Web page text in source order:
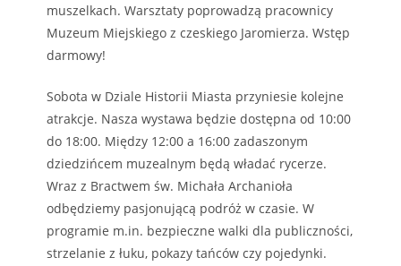
muszelkach. Warsztaty poprowadzą pracownicy
Muzeum Miejskiego z czeskiego Jaromierza. Wstęp
darmowy!
Sobota w Dziale Historii Miasta przyniesie kolejne
atrakcje. Nasza wystawa będzie dostępna od 10:00
do 18:00. Między 12:00 a 16:00 zadaszonym
dziedzińcem muzealnym będą władać rycerze.
Wraz z Bractwem św. Michała Archanioła
odbędziemy pasjonującą podróż w czasie. W
programie m.in. bezpieczne walki dla publiczności,
strzelanie z łuku, pokazy tańców czy pojedynki.